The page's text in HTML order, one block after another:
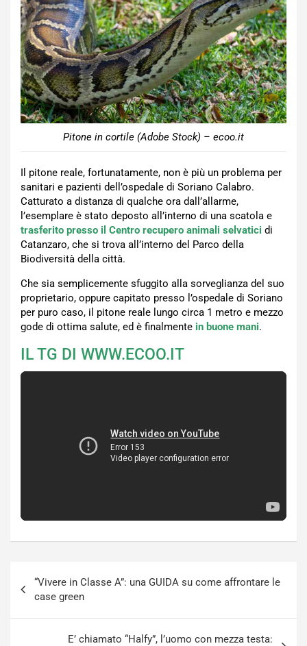
Pitone in cortile (Adobe Stock) – ecoo.it
Il pitone reale, fortunatamente, non è più un problema per
sanitari e pazienti dell’ospedale di Soriano Calabro.
Catturato a distanza di qualche ora dall’allarme,
l’esemplare è stato deposto all’interno di una scatola e
trasferito presso il Centro recupero animali selvatici di
Catanzaro, che si trova all’interno del Parco della
Biodiversità della città.
Che sia semplicemente sfuggito alla sorveglianza del suo
proprietario, oppure capitato presso l’ospedale di Soriano
per puro caso, il pitone reale lungo circa 1 metro e mezzo
gode di ottima salute, ed è finalmente in buone mani.
IL TG DI WWW.ECOO.IT
articoli
“Vivere in Classe A”: una GUIDA su come affrontare le
case green
E’ chiamato “Halfy”, l’uomo con mezza testa: